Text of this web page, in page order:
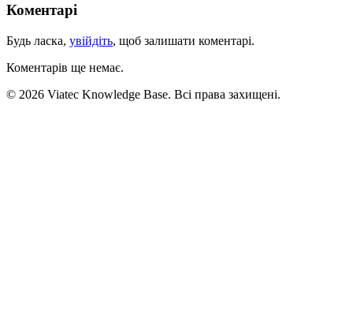
Коментарі
Будь ласка, увійдіть, щоб залишати коментарі.
Коментарів ще немає.
© 2026 Viatec Knowledge Base. Всі права захищені.